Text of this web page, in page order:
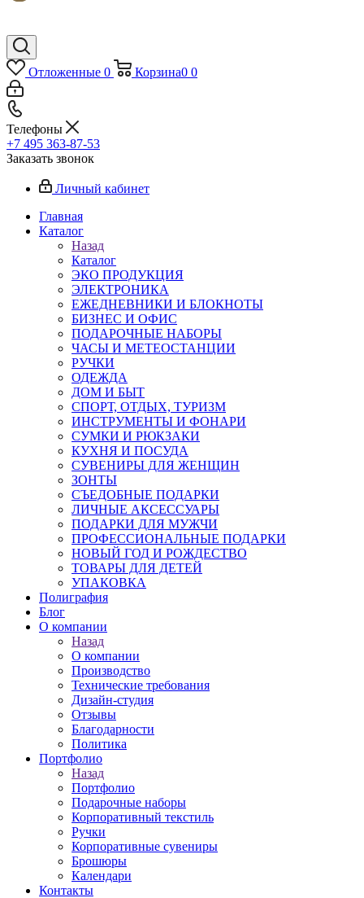
Отложенные 0 Корзина0 0
Телефоны
+7 495 363-87-53
Заказать звонок
Личный кабинет
Главная
Каталог
Назад
Каталог
ЭКО ПРОДУКЦИЯ
ЭЛЕКТРОНИКА
ЕЖЕДНЕВНИКИ И БЛОКНОТЫ
БИЗНЕС И ОФИС
ПОДАРОЧНЫЕ НАБОРЫ
ЧАСЫ И МЕТЕОСТАНЦИИ
РУЧКИ
ОДЕЖДА
ДОМ И БЫТ
СПОРТ, ОТДЫХ, ТУРИЗМ
ИНСТРУМЕНТЫ И ФОНАРИ
СУМКИ И РЮКЗАКИ
КУХНЯ И ПОСУДА
СУВЕНИРЫ ДЛЯ ЖЕНЩИН
ЗОНТЫ
СЪЕДОБНЫЕ ПОДАРКИ
ЛИЧНЫЕ АКСЕССУАРЫ
ПОДАРКИ ДЛЯ МУЖЧИ
ПРОФЕССИОНАЛЬНЫЕ ПОДАРКИ
НОВЫЙ ГОД И РОЖДЕСТВО
ТОВАРЫ ДЛЯ ДЕТЕЙ
УПАКОВКА
Полиграфия
Блог
О компании
Назад
О компании
Производство
Технические требования
Дизайн-студия
Отзывы
Благодарности
Политика
Портфолио
Назад
Портфолио
Подарочные наборы
Корпоративный текстиль
Ручки
Корпоративные сувениры
Брошюры
Календари
Контакты